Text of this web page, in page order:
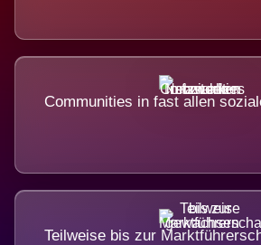
Communities in fast allen
Teilweise bis zur